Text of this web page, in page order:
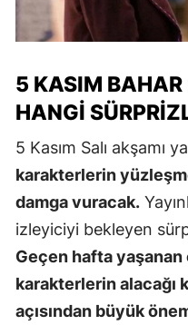
5 KASIM
HANGI
5 Kasım Salı akşamı
karakterlerin
damga vuracak.
izleyiciyi bekleyen
Geçen hafta yaşanan
karakterlerin alacağı
açısından büyük